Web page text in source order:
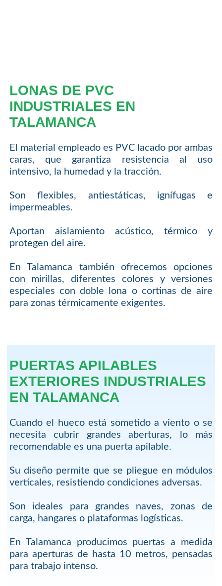
LONAS DE PVC
INDUSTRIALES EN
TALAMANCA
El material empleado es PVC lacado por ambas
caras, que garantiza resistencia al uso
intensivo, la humedad y la tracción.
Son flexibles, antiestáticas, ignífugas e
impermeables.
Aportan aislamiento acústico, térmico y
protegen del aire.
En Talamanca también ofrecemos opciones
con mirillas, diferentes colores y versiones
especiales con doble lona o cortinas de aire
para zonas térmicamente exigentes.
PUERTAS APILABLES
EXTERIORES INDUSTRIALES
EN TALAMANCA
Cuando el hueco está sometido a viento o se
necesita cubrir grandes aberturas, lo más
recomendable es una puerta apilable.
Su diseño permite que se pliegue en módulos
verticales, resistiendo condiciones adversas.
Son ideales para grandes naves, zonas de
carga, hangares o plataformas logísticas.
En Talamanca producimos puertas a medida
para aperturas de hasta 10 metros, pensadas
para trabajo intenso.